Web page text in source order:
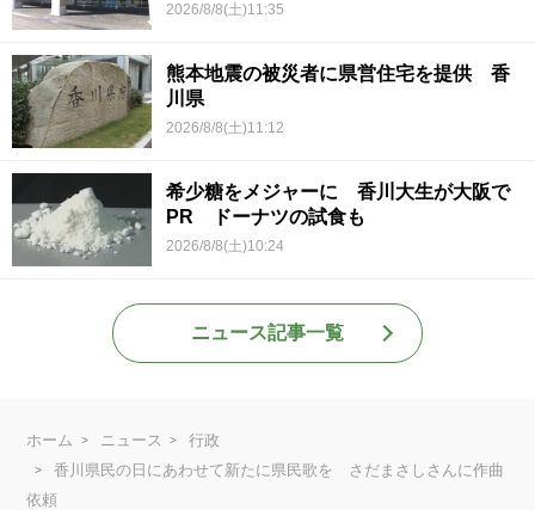
2026/8/8(土)11:35
熊本地震の被災者に県営住宅を提供 香
川県
2026/8/8(土)11:12
希少糖をメジャーに 香川大生が大阪で
PR ドーナツの試食も
2026/8/8(土)10:24
ニュース記事一覧
ホーム ニュース
行政
香川県民の日にあわせて新たに県民歌を さだまさしさんに作曲
依頼